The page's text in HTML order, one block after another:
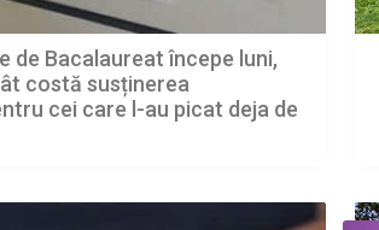
de Bacalaureat începe luni,
costă susținerea
cei care l-au picat deja de